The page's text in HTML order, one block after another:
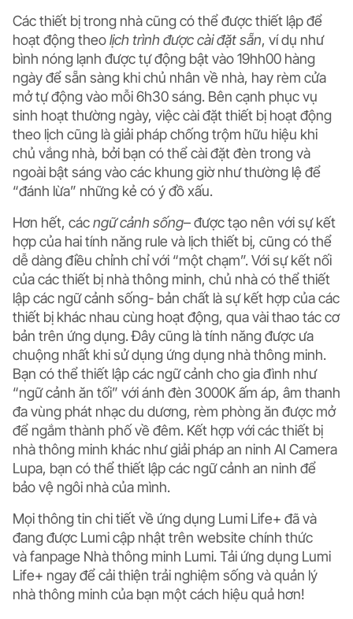
Các thiết bị trong nhà cũng có thể được thiết lập để
hoạt động theolịch trình được cài đặt sẵn, ví dụ như
bình nóng lạnh được tự động bật vào 19hh00 hàng
ngày để sẵn sàng khi chủ nhân về nhà, hay rèm cửa
mở tự động vào mỗi 6h30 sáng. Bên cạnh phục vụ
sinh hoạt thường ngày, việc cài đặt thiết bị hoạt động
theo lịch cũng là giải pháp chống trộm hữu hiệu khi
chủ vắng nhà, bởi bạn có thể cài đặt đèn trong và
ngoài bật sáng vào các khung giờ như thường lệ để
“đánh lừa” những kẻ có ý đồ xấu.
Hơn hết, cácngữ cảnh sống– được tạo nên với sự kết
hợp của hai tính năng rule và lịch thiết bị, cũng có thể
dễ dàng điều chỉnh chỉ với “một chạm”. Với sự kết nối
của các thiết bị nhà thông minh, chủ nhà có thể thiết
lập các ngữ cảnh sống- bản chất là sự kết hợp của các
thiết bị khác nhau cùng hoạt động, qua vài thao tác cơ
bản trên ứng dụng. Đây cũng là tính năng được ưa
chuộng nhất khi sử dụng ứng dụng nhà thông minh.
Bạn có thể thiết lập các ngữ cảnh cho gia đình như
“ngữ cảnh ăn tối” với ánh đèn 3000K ấm áp, âm thanh
đa vùng phát nhạc du dương, rèm phòng ăn được mở
để ngắm thành phố về đêm. Kết hợp với các thiết bị
nhà thông minh khác nhưgiải pháp an ninh AI Camera
Lupa, bạn có thể thiết lập các ngữ cảnh an ninh để
bảo vệ ngôi nhà của mình.
Mọi thông tin chi tiết về ứng dụng Lumi Life+ đã và
đang được Lumi cập nhật trên website chính thức
vàfanpage Nhà thông minh Lumi. Tải ứng dụng Lumi
Life+ ngay để cải thiện trải nghiệm sống và quản lý
nhà thông minh của bạn một cách hiệu quả hơn!